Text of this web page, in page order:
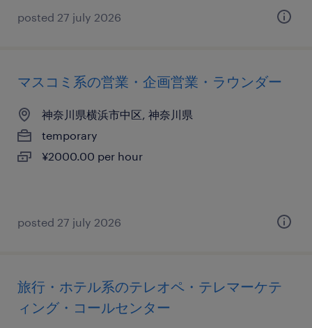
posted 27 july 2026
マスコミ系の営業・企画営業・ラウンダー
神奈川県横浜市中区, 神奈川県
temporary
¥2000.00 per hour
posted 27 july 2026
旅行・ホテル系のテレオペ・テレマーケテ
ィング・コールセンター